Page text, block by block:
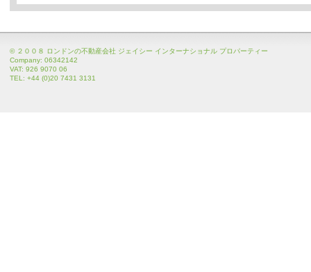
© ２００８ ロンドンの不動産会社 ジェイシー インターナショナル プロパーティー
Company: 06342142
VAT: 926 9070 06
TEL: +44 (0)20 7431 3131